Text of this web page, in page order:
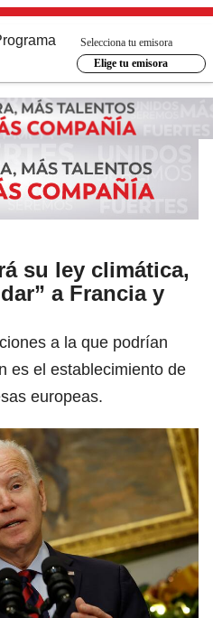
Selecciona tu emisora
Elige tu emisora
su ley climática,
a Francia y
a la que podrían
es el establecimiento de
europeas.